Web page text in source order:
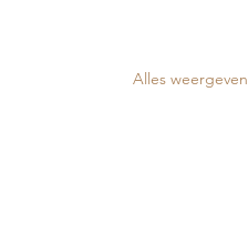
Alles weergeven